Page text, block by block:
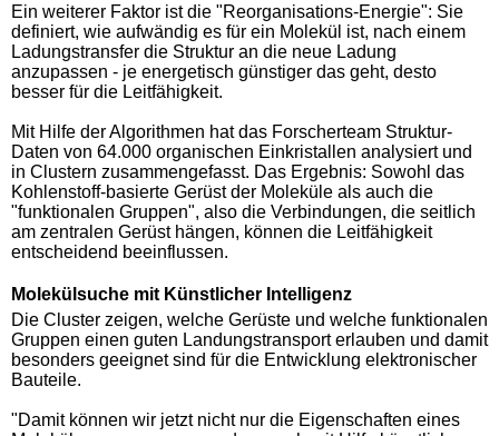
Ein weiterer Faktor ist die "Reorganisations-Energie": Sie
definiert, wie aufwändig es für ein Molekül ist, nach einem
Ladungstransfer die Struktur an die neue Ladung
anzupassen - je energetisch günstiger das geht, desto
besser für die Leitfähigkeit.
Mit Hilfe der Algorithmen hat das Forscherteam Struktur-
Daten von 64.000 organischen Einkristallen analysiert und
in Clustern zusammengefasst. Das Ergebnis: Sowohl das
Kohlenstoff-basierte Gerüst der Moleküle als auch die
"funktionalen Gruppen", also die Verbindungen, die seitlich
am zentralen Gerüst hängen, können die Leitfähigkeit
entscheidend beeinflussen.
Molekülsuche mit Künstlicher Intelligenz
Die Cluster zeigen, welche Gerüste und welche funktionalen
Gruppen einen guten Landungstransport erlauben und damit
besonders geeignet sind für die Entwicklung elektronischer
Bauteile.
"Damit können wir jetzt nicht nur die Eigenschaften eines